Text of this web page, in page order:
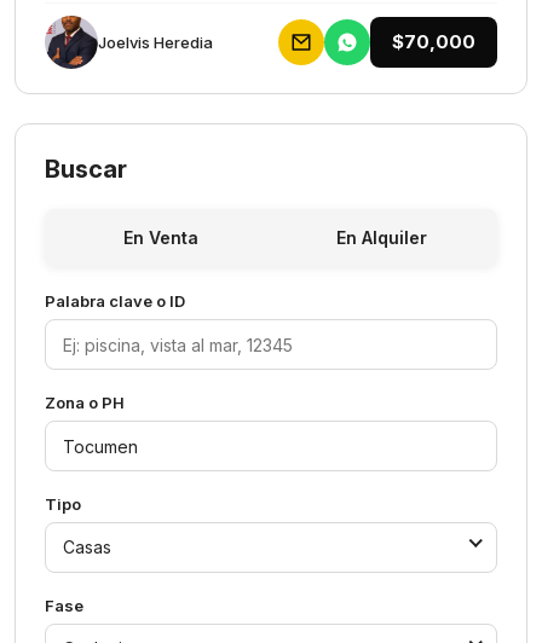
Joelvis Heredia $70,000
Buscar
En Venta En Alquiler
Palabra clave o ID
Zona o PH
Tipo
Casas
Fase